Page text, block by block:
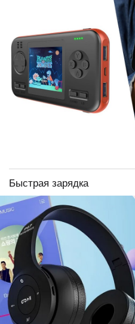
Быстрая зарядка